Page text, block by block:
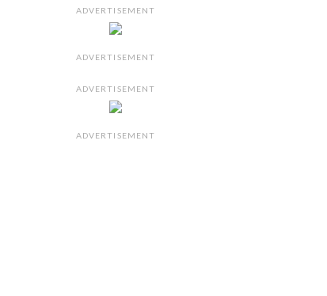
ADVERTISEMENT
ADVERTISEMENT
ADVERTISEMENT
ADVERTISEMENT